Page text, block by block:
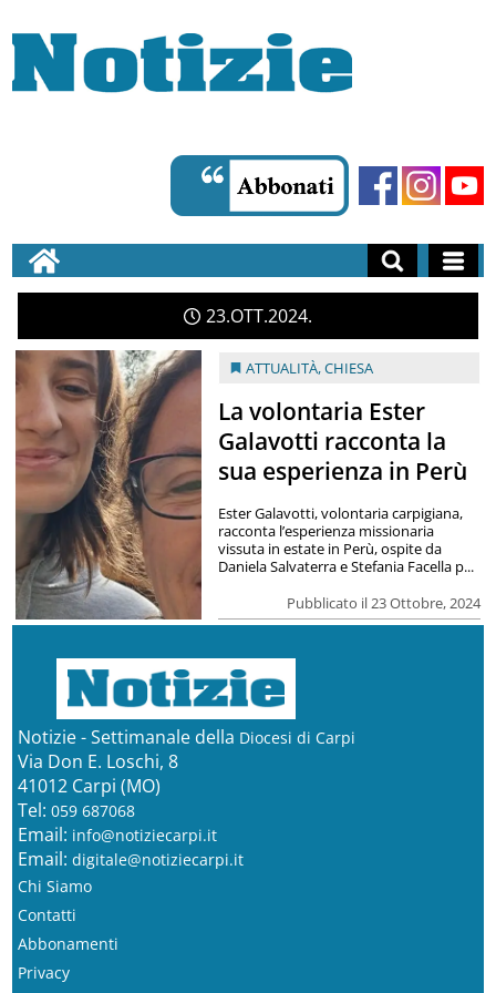
23 OTT2024
ATTUALITÀ,CHIESA
La volontaria Ester
Galavotti racconta la
sua esperienza in Perù
Pubblicato il 23 Ottobre, 2024
Ester Galavotti, volontaria carpigiana,
racconta l’esperienza missionaria
vissuta in estate in Perù, ospite da
Daniela Salvaterra e Stefania Facella p...
Notizie - Settimanale della Diocesi di Carpi
Via Don E. Loschi, 8
41012 Carpi (MO)
Tel: 059 687068
Email: info@notiziecarpi.it
Email: digitale@notiziecarpi.it
Chi Siamo
Contatti
Abbonamenti
Privacy